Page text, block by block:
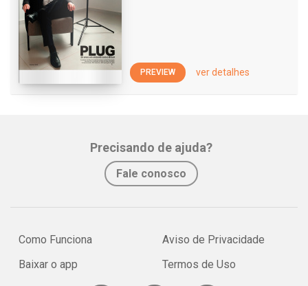
PREVIEW ver detalhes
Precisando de ajuda?
Fale conosco
Como Funciona
Baixar o app
Aviso de Privacidade
Termos de Uso